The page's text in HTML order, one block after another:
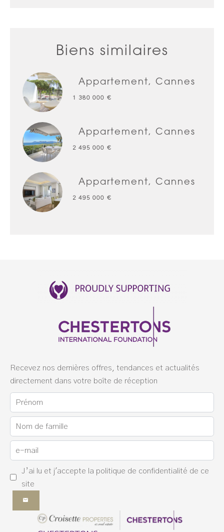
Biens similaires
Appartement, Cannes
1 380 000 €
Appartement, Cannes
2 495 000 €
Appartement, Cannes
2 495 000 €
Recevez nos dernières offres, tendances et actualités
directement dans votre boîte de réception
J’ai lu et j'accepte la politique de confidentialité de ce
site